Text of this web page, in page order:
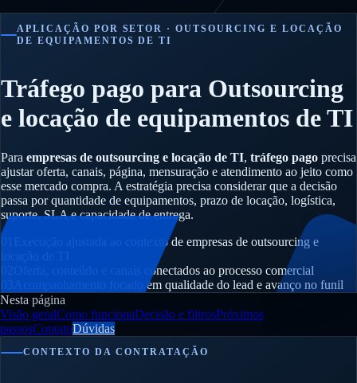
APLICAÇÃO POR SETOR · OUTSOURCING E LOCAÇÃO
DE EQUIPAMENTOS DE TI
Tráfego pago para Outsourcing
e locação de equipamentos de TI
Para empresas de outsourcing e locação de TI, tráfego pago precisa
ajustar oferta, canais, página, mensuração e atendimento ao jeito como
esse mercado compra. A estratégia precisa considerar que a decisão
passa por quantidade de equipamentos, prazo de locação, logística,
suporte, SLA e capacidade de entrega.
Execução ajustada ao contexto de empresas de outsourcing e
Oferta, conteúdo e canais conectados ao processo comercial
Acompanhamento focado em qualidade do lead e avanço no funil
Nesta página
Visão geralComo funcionaDecisão e filtrosPróximos
passosContatoDúvidas
CONTEXTO DA CONTRATAÇÃO